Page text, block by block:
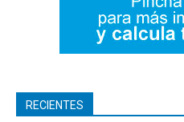
RECIENTES